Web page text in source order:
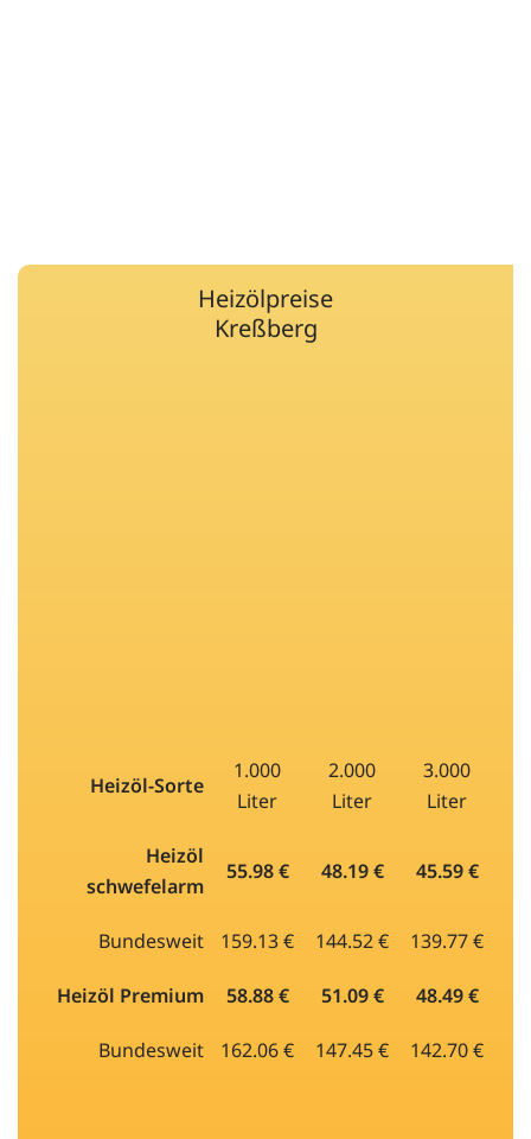
Heizölpreise
Kreßberg
Heizöl-Sorte
1.000
Liter
2.000
Liter
3.000
Liter
Heizöl
schwefelarm
55.98 € 48.19 € 45.59 €
Bundesweit 159.13 € 144.52 € 139.77 €
Heizöl Premium 58.88 € 51.09 € 48.49 €
Bundesweit 162.06 € 147.45 € 142.70 €